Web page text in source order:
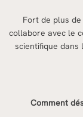
Fort de plus
collabore avec le
scientifique dans
Comment